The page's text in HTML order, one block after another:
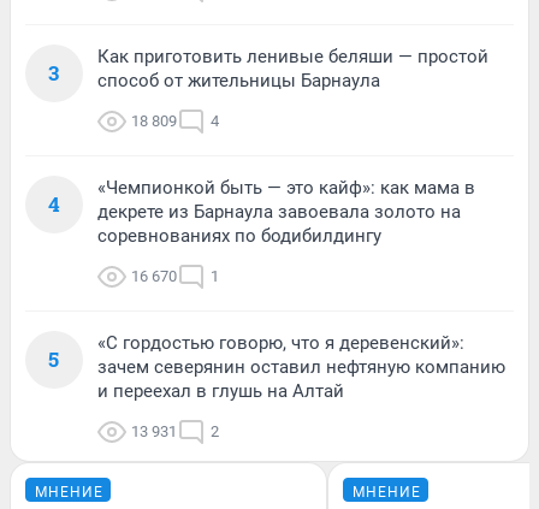
3
Как приготовить ленивые беляши — простой
способ от жительницы Барнаула
18 809 4
4
«Чемпионкой быть — это кайф»: как мама в
декрете из Барнаула завоевала золото на
соревнованиях по бодибилдингу
16 670 1
5
«С гордостью говорю, что я деревенский»:
зачем северянин оставил нефтяную компанию
и переехал в глушь на Алтай
13 931 2
МНЕНИЕ МНЕНИЕ